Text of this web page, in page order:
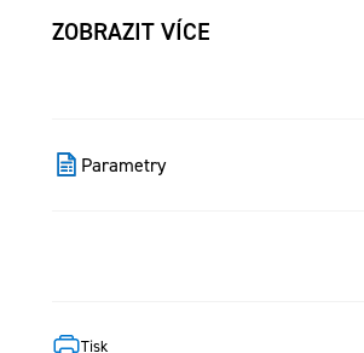
ZOBRAZIT VÍCE
Tisk
Parametry